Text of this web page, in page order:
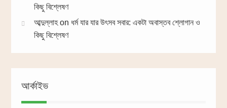
কিছু বিশ্লেষণ
আব্দুল্লাহon ধর্ম যার যার উৎসব সবার: একটা অবাস্তব শ্লোগান ও
কিছু বিশ্লেষণ
আর্কাইভ